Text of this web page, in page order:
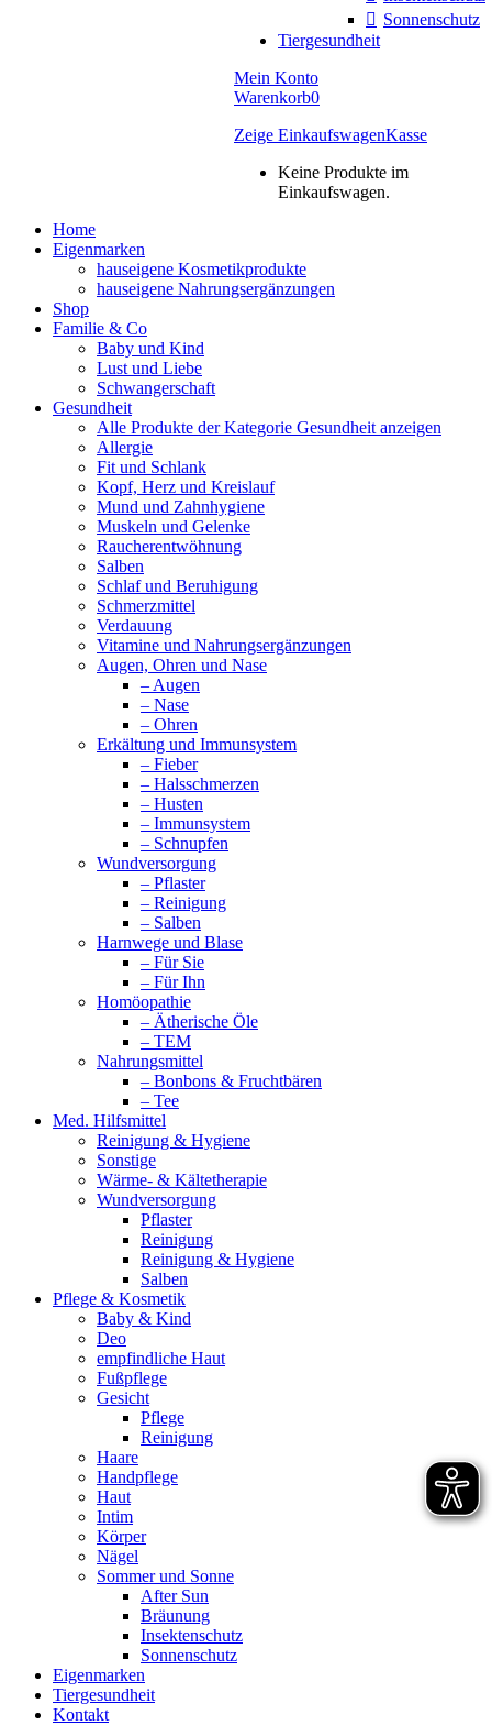
Sonnenschutz
Tiergesundheit
Mein Konto
Warenkorb0
Zeige EinkaufswagenKasse
Keine Produkte im
Einkaufswagen.
Home
Eigenmarken
hauseigene Kosmetikprodukte
hauseigene Nahrungsergänzungen
Shop
Familie & Co
Baby und Kind
Lust und Liebe
Schwangerschaft
Gesundheit
Alle Produkte der Kategorie Gesundheit anzeigen
Allergie
Fit und Schlank
Kopf, Herz und Kreislauf
Mund und Zahnhygiene
Muskeln und Gelenke
Raucherentwöhnung
Salben
Schlaf und Beruhigung
Schmerzmittel
Verdauung
Vitamine und Nahrungsergänzungen
Augen, Ohren und Nase
– Augen
– Nase
– Ohren
Erkältung und Immunsystem
– Fieber
– Halsschmerzen
– Husten
– Immunsystem
– Schnupfen
Wundversorgung
– Pflaster
– Reinigung
– Salben
Harnwege und Blase
– Für Sie
– Für Ihn
Homöopathie
– Ätherische Öle
– TEM
Nahrungsmittel
– Bonbons & Fruchtbären
– Tee
Med. Hilfsmittel
Reinigung & Hygiene
Sonstige
Wärme- & Kältetherapie
Wundversorgung
Pflaster
Reinigung
Reinigung & Hygiene
Salben
Pflege & Kosmetik
Baby & Kind
Deo
empfindliche Haut
Fußpflege
Gesicht
Pflege
Reinigung
Haare
Handpflege
Haut
Intim
Körper
Nägel
Sommer und Sonne
After Sun
Bräunung
Insektenschutz
Sonnenschutz
Eigenmarken
Tiergesundheit
Kontakt